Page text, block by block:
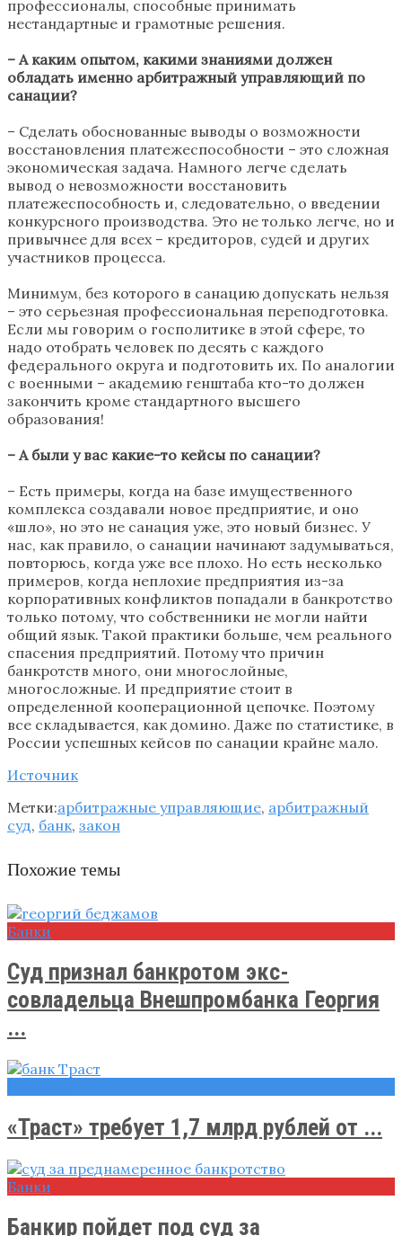
профессионалы, способные принимать
нестандартные и грамотные решения.
– А каким опытом, какими знаниями должен
обладать именно арбитражный управляющий по
санации?
– Сделать обоснованные выводы о возможности
восстановления платежеспособности – это сложная
экономическая задача. Намного легче сделать
вывод о невозможности восстановить
платежеспособность и, следовательно, о введении
конкурсного производства. Это не только легче, но и
привычнее для всех – кредиторов, судей и других
участников процесса.
Минимум, без которого в санацию допускать нельзя
– это серьезная профессиональная переподготовка.
Если мы говорим о госполитике в этой сфере, то
надо отобрать человек по десять с каждого
федерального округа и подготовить их. По аналогии
с военными – академию генштаба кто-то должен
закончить кроме стандартного высшего
образования!
– А были у вас какие-то кейсы по санации?
– Есть примеры, когда на базе имущественного
комплекса создавали новое предприятие, и оно
«шло», но это не санация уже, это новый бизнес. У
нас, как правило, о санации начинают задумываться,
повторюсь, когда уже все плохо. Но есть несколько
примеров, когда неплохие предприятия из-за
корпоративных конфликтов попадали в банкротство
только потому, что собственники не могли найти
общий язык. Такой практики больше, чем реального
спасения предприятий. Потому что причин
банкротств много, они многослойные,
многосложные. И предприятие стоит в
определенной кооперационной цепочке. Поэтому
все складывается, как домино. Даже по статистике, в
России успешных кейсов по санации крайне мало.
Источник
Метки:арбитражные управляющие, арбитражный
суд, банк, закон
Похожие темы
Банки
Суд признал банкротом экс-
совладельца Внешпромбанка Георгия
...
«Траст» требует 1,7 млрд рублей от ...
Банки
Банкир пойдет под суд за